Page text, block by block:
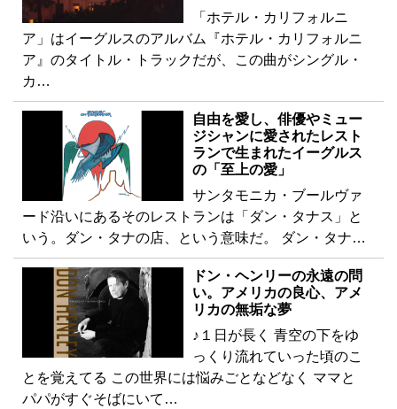
「ホテル・カリフォルニ
ア」はイーグルスのアルバム『ホテル・カリフォルニ
ア』のタイトル・トラックだが、この曲がシングル・
カ…
自由を愛し、俳優やミュー
ジシャンに愛されたレスト
ランで生まれたイーグルス
の「至上の愛」
サンタモニカ・ブールヴァ
ード沿いにあるそのレストランは「ダン・タナス」と
いう。ダン・タナの店、という意味だ。 ダン・タナ…
ドン・ヘンリーの永遠の問
い。アメリカの良心、アメ
リカの無垢な夢
♪１日が長く 青空の下をゆ
っくり流れていった頃のこ
とを覚えてる この世界には悩みごとなどなく ママと
パパがすぐそばにいて…